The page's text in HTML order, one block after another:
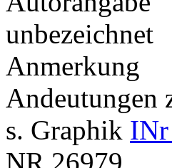
unbezeichnet
Anmerkung
Andeutungen
s. Graphik
NR 26979